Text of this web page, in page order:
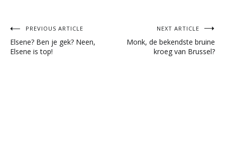
Post
navigation
PREVIOUS ARTICLE
Elsene? Ben je gek? Neen,
Elsene is top!
NEXT ARTICLE
Monk, de bekendste bruine
kroeg van Brussel?